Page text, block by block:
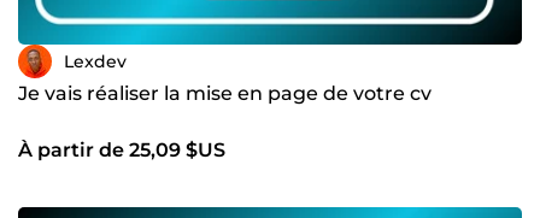
Lexdev
Je vais réaliser la mise en page de votre cv
À partir de 25,09 $US